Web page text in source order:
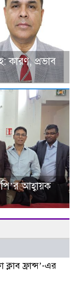
কারণ, প্রভাব
আহ্বায়ক
ক্লাব ফ্রান্স’-এর